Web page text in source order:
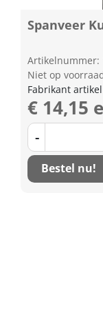
Spanveer
Artikelnummer:
Niet op
Fabrikant
€ 14,15
-
Bestel nu!